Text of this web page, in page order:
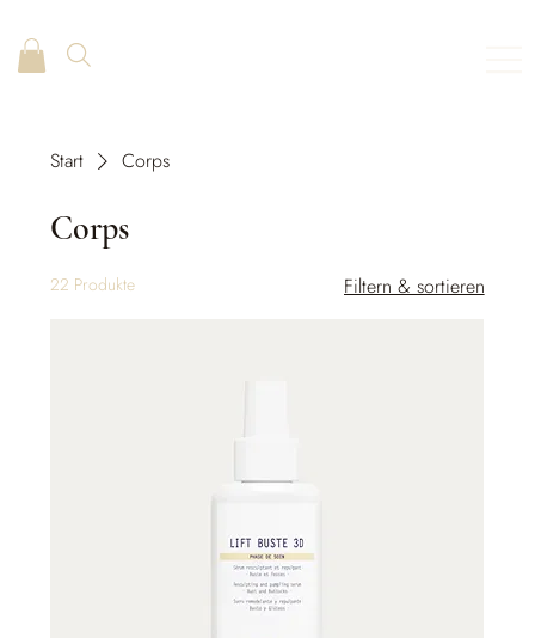
Start Corps
Corps
22 Produkte Filtern & sortieren